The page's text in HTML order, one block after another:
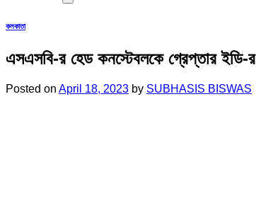
কলকাতা
এসএসবি-র হেড কনস্টেবলকে গ্রেপ্তার ইডি-র
Posted on April 18, 2023 by SUBHASIS BISWAS